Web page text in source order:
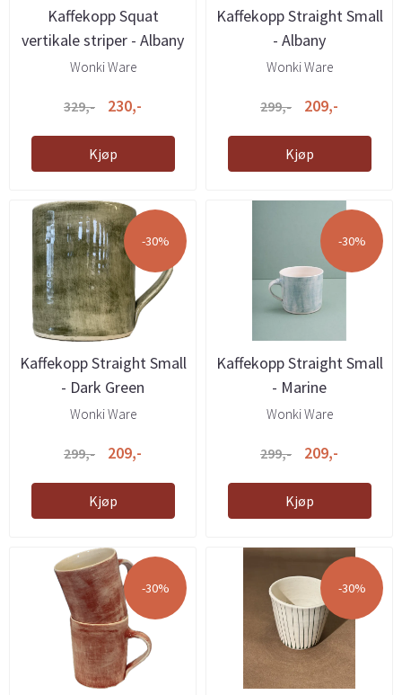
Kaffekopp Squat
vertikale striper - Albany
Wonki Ware
329,- 230,-
Kjøp
Kaffekopp Straight Small
- Albany
Wonki Ware
299,- 209,-
Kjøp
-30%
Kaffekopp Straight Small
- Dark Green
Wonki Ware
299,- 209,-
Kjøp
-30%
Kaffekopp Straight Small
- Marine
Wonki Ware
299,- 209,-
Kjøp
-30% -30%